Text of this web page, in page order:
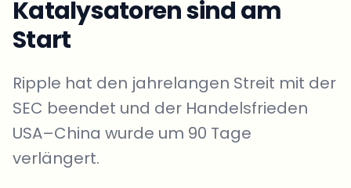
Katalysatoren sind am
Start
Ripple hat den jahrelangen Streit mit der
SEC beendet und der Handelsfrieden
USA–China wurde um 90 Tage
verlängert.